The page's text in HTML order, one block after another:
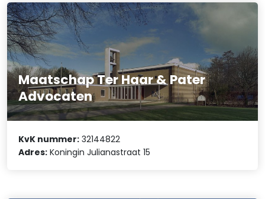
Maatschap Ter Haar & Pater
Advocaten
KvK nummer: 32144822
Adres: Koningin Julianastraat 15